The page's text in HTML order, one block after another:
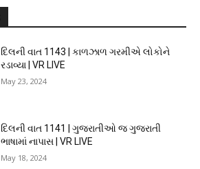
દિલની વાત 1143 | કાળઝાળ ગરમીએ લોકોને
રડાવ્યા | VR LIVE
May 23, 2024
દિલની વાત 1141 | ગુજરાતીઓ જ ગુજરાતી
ભાષામાં નાપાસ | VR LIVE
May 18, 2024